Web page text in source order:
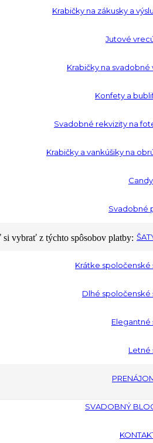
Krabičky na zákusky a
Jutové
Krabičky na svadobné
Konfety a
Svadobné rekvizity na
Krabičky a vankúšiky na
Svadobné
Krátke spoločenské
Dlhé spoločenské
Elegantné
Letné
SVADOBNÝ
Možnosti platby
60 balónov (49 pastelových v
zákazníci, ktorí si ho kúpili.
vybrať z týchto spôsobov platby:
, je možná pri
, platba v hotovosti pri doručení
platba platobnou kartou cez internet
údajmi o platobnej karte vôbec
, platba bezhotovostným